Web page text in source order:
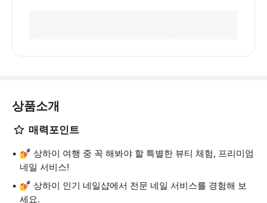
상품소개
매력포인트
💅 상하이 여행 중 꼭 해봐야 할 특별한 뷰티 체험, 프리미엄
네일 서비스!
💅 상하이 인기 네일샵에서 전문 네일 서비스를 경험해 보
세요.